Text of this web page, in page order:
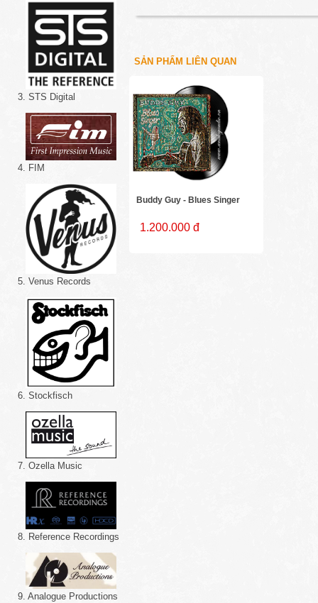
3. STS Digital
4. FIM
5. Venus Records
6. Stockfisch
7. Ozella Music
8. Reference Recordings
9. Analogue Productions
SẢN PHẨM LIÊN QUAN
Buddy Guy - Blues Singer
1.200.000 đ